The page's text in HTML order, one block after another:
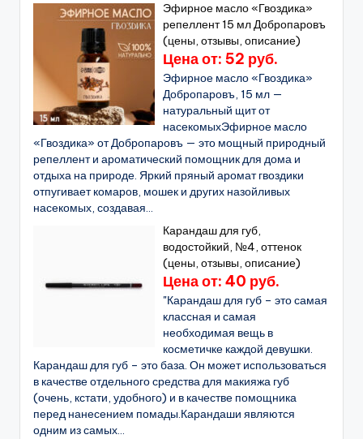
Эфирное масло «Гвоздика»
репеллент 15 мл Добропаровъ
(цены, отзывы, описание)
Цена от: 52 руб.
Эфирное масло «Гвоздика»
Добропаровъ, 15 мл —
натуральный щит от
насекомыхЭфирное масло
«Гвоздика» от Добропаровъ — это мощный природный
репеллент и ароматический помощник для дома и
отдыха на природе. Яркий пряный аромат гвоздики
отпугивает комаров, мошек и других назойливых
насекомых, создавая...
Карандаш для губ,
водостойкий, №4, оттенок
(цены, отзывы, описание)
Цена от: 40 руб.
"Карандаш для губ – это самая
классная и самая
необходимая вещь в
косметичке каждой девушки.
Карандаш для губ – это база. Он может использоваться
в качестве отдельного средства для макияжа губ
(очень, кстати, удобного) и в качестве помощника
перед нанесением помады.Карандаши являются
одним из самых...